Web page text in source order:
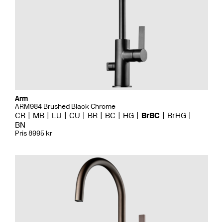
Arm
ARM984 Brushed Black Chrome
CR MB LU CU BR BC HG BrBC
BrHG
BN
Pris 8995 kr